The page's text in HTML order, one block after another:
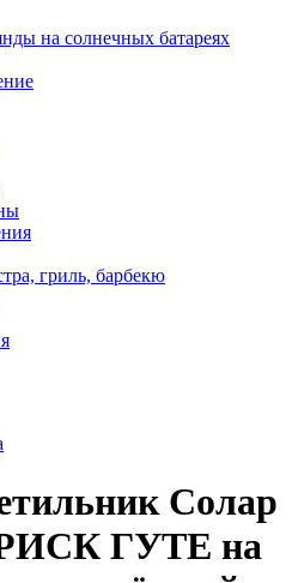
на солнечных батареях
гриль, барбекю
Солар
ГУТЕ на